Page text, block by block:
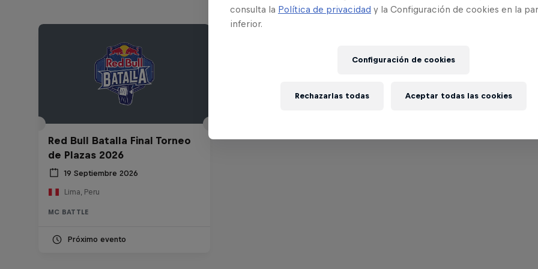
Red Bull Batalla Final Torneo
de Plazas 2026
19 Septiembre 2026
Lima, Peru
MC BATTLE
Próximo evento
consulta la Política de privacidad y la Configuración de cookies en la
inferior.
Configuración de cookies
Rechazarlas todas Aceptar todas las cookies